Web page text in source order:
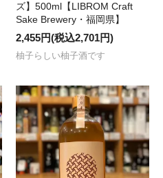
ズ】500ml【LIBROM Craft
Sake Brewery・福岡県】
2,455円(税込2,701円)
柚子らしい柚子酒です